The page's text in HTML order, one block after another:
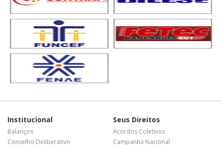
Institucional
Balanços
Conselho Deliberativo
Seus Direitos
Acordos Coletivos
Campanha Nacional